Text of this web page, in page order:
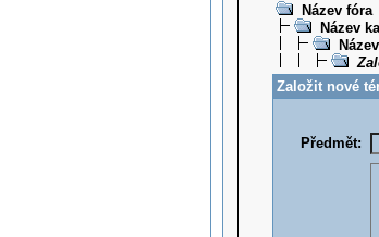
Název fóra
Název
Založit nové
Předmět: